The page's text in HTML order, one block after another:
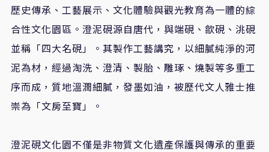
歷史傳承、工藝展示、文化體驗與觀光教育為一體的綜
合性文化園區。澄泥硯源自唐代，與端硯、歙硯、洮硯
並稱「四大名硯」。其製作工藝講究，以細膩純淨的河
泥為材，經過淘洗、澄清、製胎、雕琢、燒製等多重工
序而成，質地溫潤細膩，發墨如油，被歷代文人雅士推
崇為「文房至寶」。
澄泥硯文化園不僅是非物質文化遺產保護與傳承的重要